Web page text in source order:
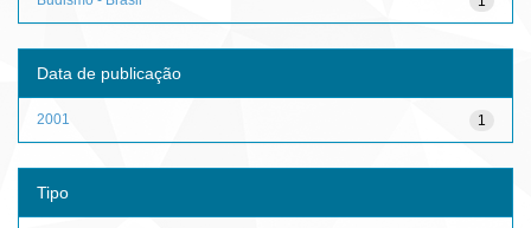
Data de publicação
1
2001
Tipo